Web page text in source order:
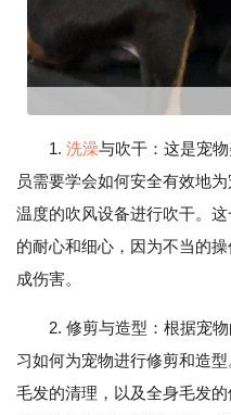
1. 洗澡与吹干：这是宠
员需要学会如何安全有效地
温度的吹风设备进行吹干。
的耐心和细心，因为不当的
成伤害。
2. 修剪与造型：根据宠物
习如何为宠物进行修剪和造
毛发的清理，以及全身毛发